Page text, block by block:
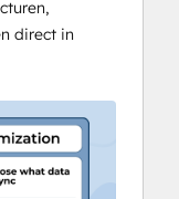
direct in